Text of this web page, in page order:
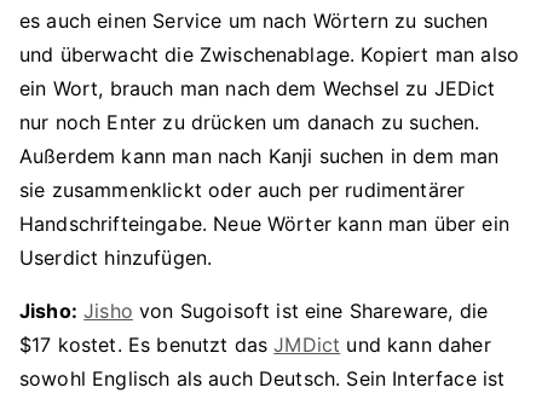
es auch einen Service um nach Wörtern zu suchen
und überwacht die Zwischenablage. Kopiert man also
ein Wort, brauch man nach dem Wechsel zu JEDict
nur noch Enter zu drücken um danach zu suchen.
Außerdem kann man nach Kanji suchen in dem man
sie zusammenklickt oder auch per rudimentärer
Handschrifteingabe. Neue Wörter kann man über ein
Userdict hinzufügen.
Jisho: Jisho von Sugoisoft ist eine Shareware, die
$17 kostet. Es benutzt dasJMDict und kann daher
sowohl Englisch als auch Deutsch. Sein Interface ist